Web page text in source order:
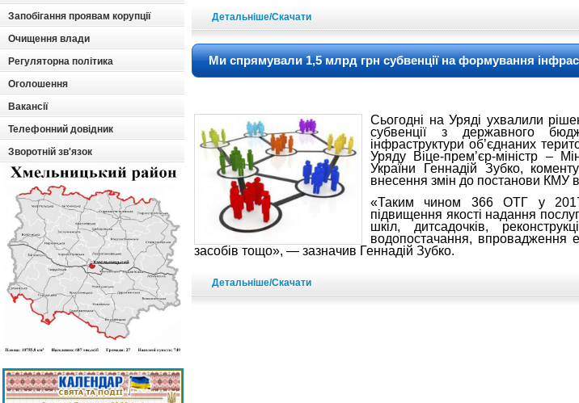
Запобігання проявам корупції
Очищення влади
Регуляторна політика
Оголошення
Вакансії
Телефонний довідник
Зворотній зв'язок
Детальніше/Скачати
Ми спрямували 1,5 млрд грн субвенції на формування
Сьогодні на Уряді ухвалили
субвенції з державного
інфраструктури об’єднаних
Уряду Віце-прем’єр-міністр –
України Геннадій Зубко,
внесення змін до постанови КМУ
«Таким чином 366 ОТГ у 2017
підвищення якості надання
шкіл, дитсадочків,
водопостачання, впровадження
засобів тощо», — зазначив Геннадій Зубко.
Детальніше/Скачати